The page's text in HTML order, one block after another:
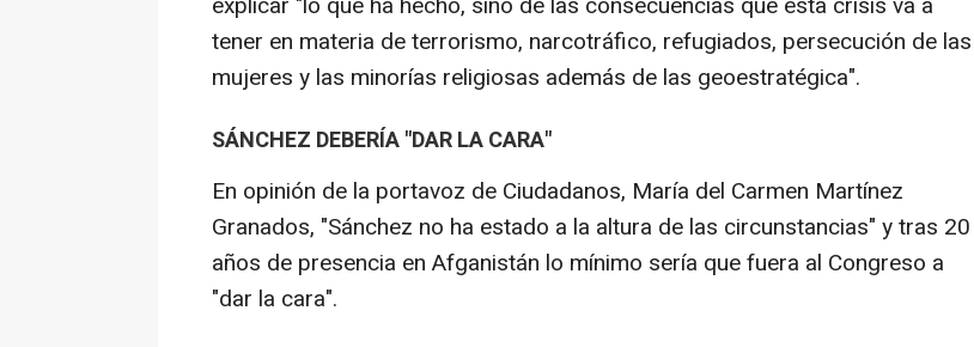
tener en materia de terrorismo, narcotráfico, refugiados, persecución de las
mujeres y las minorías religiosas además de las geoestratégica".
SÁNCHEZ DEBERÍA "DAR LA CARA"
En opinión de la portavoz de Ciudadanos, María del Carmen Martínez
Granados, "Sánchez no ha estado a la altura de las circunstancias" y tras 20
años de presencia en Afganistán lo mínimo sería que fuera al Congreso a
"dar la cara".